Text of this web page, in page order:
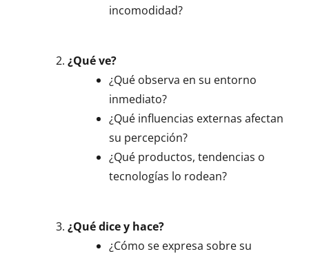
incomodidad?
¿Qué ve?
¿Qué observa en su entorno
inmediato?
¿Qué influencias externas afectan
su percepción?
¿Qué productos, tendencias o
tecnologías lo rodean?
¿Qué dice y hace?
¿Cómo se expresa sobre su